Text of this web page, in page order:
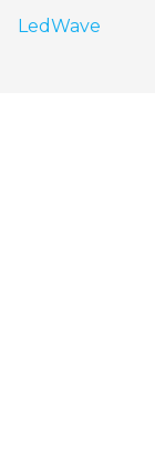
LedWave